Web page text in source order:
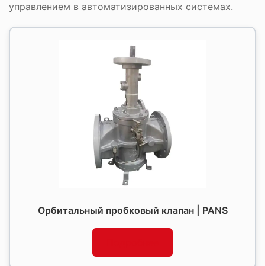
управлением в автоматизированных системах.
Орбитальный пробковый клапан | PANS